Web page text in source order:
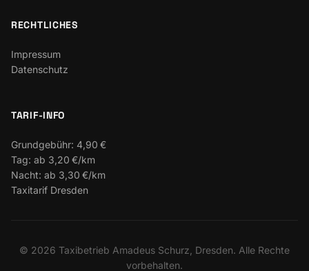
RECHTLICHES
Impressum
Datenschutz
TARIF-INFO
Grundgebühr: 4,90 €
Tag: ab 3,20 €/km
Nacht: ab 3,30 €/km
Taxitarif Dresden
© 2026 Taxibetrieb Amadeus Schurz, Dresden. Alle Rechte
vorbehalten.